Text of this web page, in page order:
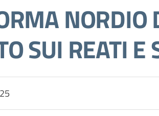
NORDIO
SUI REATI E